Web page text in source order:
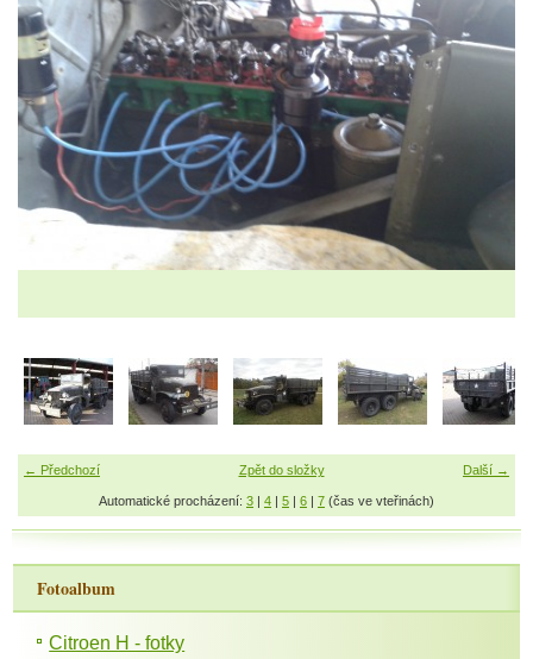
← Předchozí Další →
Zpět do složky
Automatické procházení: 3 | 4 | 5 | 6 | 7 (čas ve vteřinách)
Fotoalbum
Citroen H - fotky